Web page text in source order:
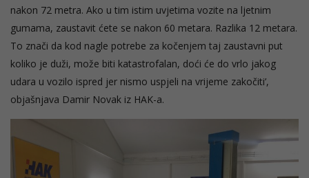
nakon 72 metra. Ako u tim istim uvjetima vozite na ljetnim
gumama, zaustavit ćete se nakon 60 metara. Razlika 12 metara.
To znači da kod nagle potrebe za kočenjem taj zaustavni put
koliko je duži, može biti katastrofalan, doći će do vrlo jakog
udara u vozilo ispred jer nismo uspjeli na vrijeme zakočiti’,
objašnjava Damir Novak iz HAK-a.